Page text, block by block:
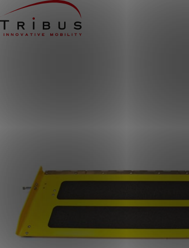
Nachrichten
Erfolgsgeschichten
Kontakt
KUNDENPORTAL